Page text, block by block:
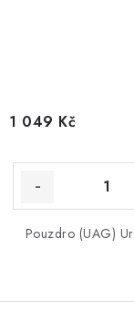
1 049 Kč
Pouzdro (UAG)